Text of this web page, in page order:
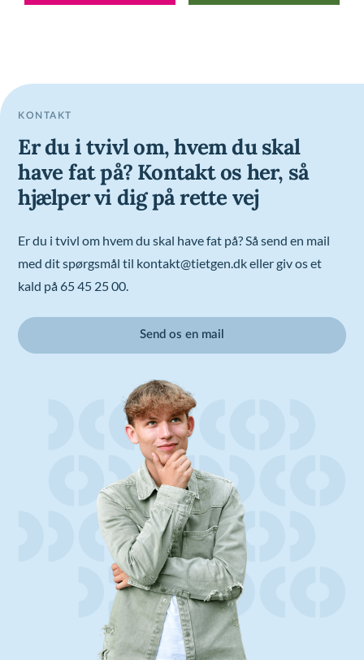
KONTAKT
Er du i tvivl om, hvem du skal
have fat på? Kontakt os her, så
hjælper vi dig på rette vej
Er du i tvivl om hvem du skal have fat på? Så send en mail
med dit spørgsmål til kontakt@tietgen.dk eller giv os et
kald på 65 45 25 00.
Send os en mail